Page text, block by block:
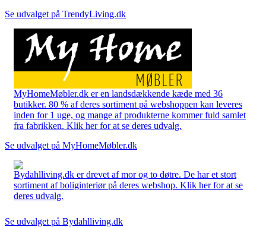
Se udvalget på TrendyLiving.dk
MyHomeMøbler.dk er en landsdækkende kæde med 36
butikker. 80 % af deres sortiment på webshoppen kan leveres
inden for 1 uge, og mange af produkterne kommer fuld samlet
fra fabrikken. Klik her for at se deres udvalg.
Se udvalget på MyHomeMøbler.dk
Bydahlliving.dk er drevet af mor og to døtre. De har et stort
sortiment af boliginteriør på deres webshop. Klik her for at se
deres udvalg.
Se udvalget på Bydahlliving.dk